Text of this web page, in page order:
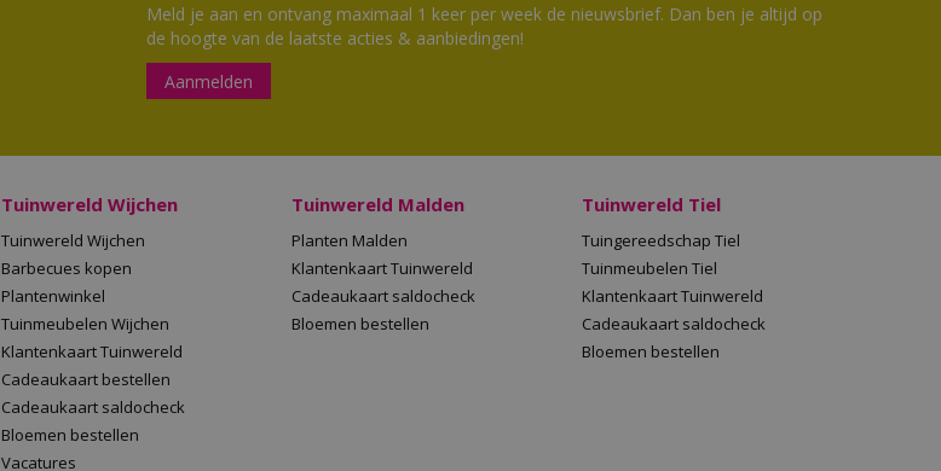
Meld je aan en ontvang maximaal 1 keer per week de nieuwsbrief. Dan ben je altijd op
de hoogte van de laatste acties & aanbiedingen!
Aanmelden
Tuinwereld Wijchen
Tuinwereld Wijchen
Barbecues kopen
Plantenwinkel
Tuinmeubelen Wijchen
Klantenkaart Tuinwereld
Cadeaukaart bestellen
Cadeaukaart saldocheck
Bloemen bestellen
Vacatures
Tuinwereld Malden
Planten Malden
Klantenkaart Tuinwereld
Cadeaukaart saldocheck
Bloemen bestellen
Tuinwereld Tiel
Tuingereedschap Tiel
Tuinmeubelen Tiel
Klantenkaart Tuinwereld
Cadeaukaart saldocheck
Bloemen bestellen